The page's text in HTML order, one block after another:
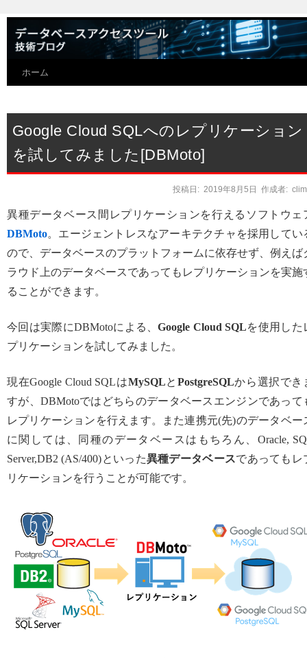
ホーム
Google Cloud SQLへのレプリケーション
を試してみました[DBMoto]
投稿日: 2019年8月5日 作成者:
異種データベース間レプリケーションを行えるソフトウェ
DBMoto。エージェントレスなアーキテクチャを採用してい
ので、データベースのプラットフォームに依存せず、例えば
ラウド上のデータベースであってもレプリケーションを実施
ることができます。
今回は実際にDBMotoによる、Google Cloud SQLを使用した
プリケーションを試してみました。
現在Google Cloud SQLはMySQLと PostgreSQLから選択でき
すが、DBMotoではどちらのデータベースエンジンであって
レプリケーションを行えます。また連携元(先)のデータベー
に関しては、同種のデータベースはもちろん、Oracle,
Server,DB2 (AS/400)といった異種データベースであってもレ
リケーションを行うことが可能です。